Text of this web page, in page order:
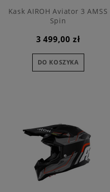
Kask AIROH Aviator 3 AMSS
Spin
3 499,00 zł
DO KOSZYKA